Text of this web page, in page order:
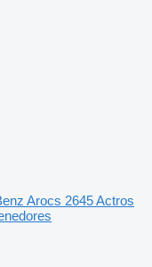
Arocs 2645 Actros